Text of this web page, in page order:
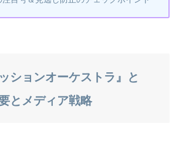
ションオーケストラ』と
とメディア戦略